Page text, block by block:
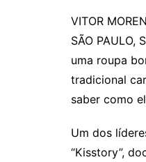
VITOR
SÃO PAULO,
uma roupa
tradicional
saber como
Um dos
“Kisstory”,